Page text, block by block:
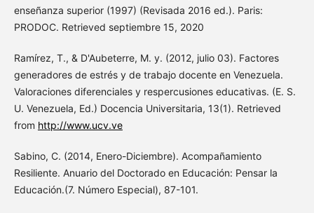
enseñanza superior (1997) (Revisada 2016 ed.). Paris:
PRODOC. Retrieved septiembre 15, 2020
Ramírez, T., & D'Aubeterre, M. y. (2012, julio 03). Factores
generadores de estrés y de trabajo docente en Venezuela.
Valoraciones diferenciales y respercusiones educativas. (E. S.
U. Venezuela, Ed.) Docencia Universitaria, 13(1). Retrieved
from http://www.ucv.ve
Sabino, C. (2014, Enero-Diciembre). Acompañamiento
Resiliente. Anuario del Doctorado en Educación: Pensar la
Educación.(7. Número Especial), 87-101.